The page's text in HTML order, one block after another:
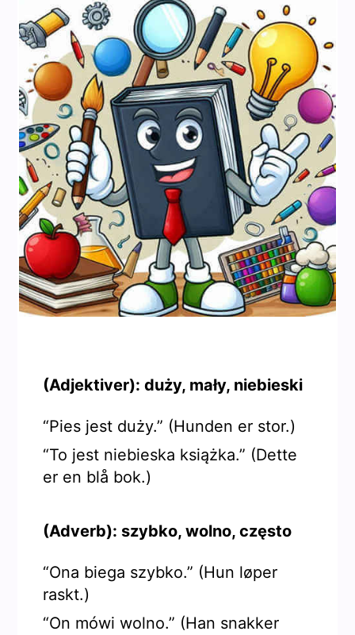
(Adjektiver): duży, mały, niebieski
“Pies jest duży.” (Hunden er stor.)
“To jest niebieska książka.” (Dette
er en blå bok.)
(Adverb): szybko, wolno, często
“Ona biega szybko.” (Hun løper
raskt.)
“On mówi wolno.” (Han snakker